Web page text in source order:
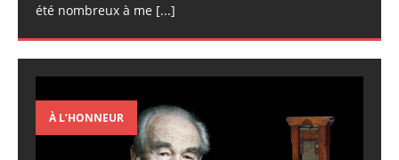
été nombreux à me [...]
À L’HONNEUR